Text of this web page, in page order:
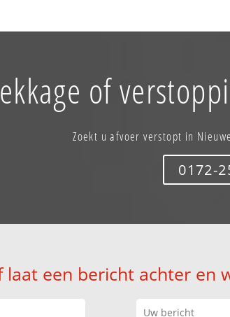
of
Zoekt u afvoer verstopt in
0172-
laat een bericht achter